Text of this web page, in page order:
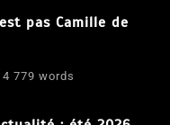
pas Camille de
4 779 words